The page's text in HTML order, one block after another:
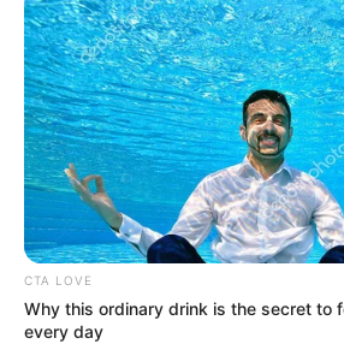
CTA LOVE
Why this ordinary drink is the secret to
every day